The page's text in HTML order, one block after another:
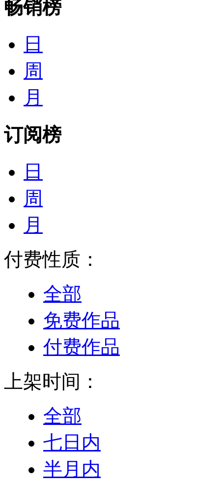
畅销榜
日
周
月
订阅榜
日
周
月
付费性质：
全部
免费作品
付费作品
上架时间：
全部
七日内
半月内